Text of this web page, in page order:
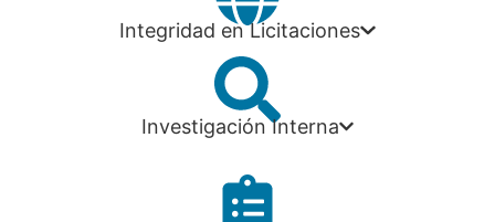
Integridad en Licitaciones
Investigación Interna